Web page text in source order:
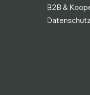
B2B &
Datenschutz